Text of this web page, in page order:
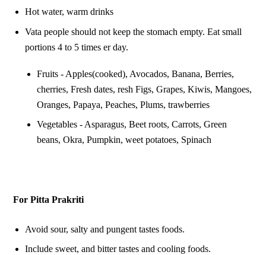
Hot water, warm drinks
Vata people should not keep the stomach empty. Eat small
portions 4 to 5 times er day.
Fruits - Apples(cooked), Avocados, Banana, Berries,
cherries, Fresh dates, resh Figs, Grapes, Kiwis, Mangoes,
Oranges, Papaya, Peaches, Plums, trawberries
Vegetables - Asparagus, Beet roots, Carrots, Green
beans, Okra, Pumpkin, weet potatoes, Spinach
For Pitta Prakriti
Avoid sour, salty and pungent tastes foods.
Include sweet, and bitter tastes and cooling foods.